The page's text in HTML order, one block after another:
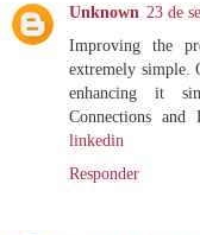
Unknown 23 de
Improving the
extremely simple.
enhancing it
Connections and
linkedin
Responder